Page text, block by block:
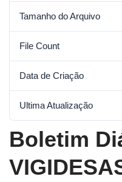
Tamanho do Arquivo
File Count
Data de Criação
Ultima Atualização
Boletim